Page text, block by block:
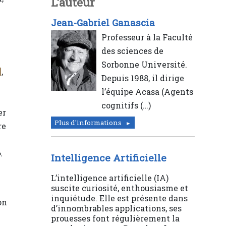
,
Jean-Gabriel Ganascia
Professeur à la Faculté
des sciences de
Sorbonne Université.
Depuis 1988, il dirige
l’équipe Acasa (Agents
cognitifs (…)
Plus d'informations
Intelligence Artificielle
L’intelligence artificielle (IA)
suscite curiosité, enthousiasme et
inquiétude. Elle est présente dans
d’innombrables applications, ses
prouesses font régulièrement la